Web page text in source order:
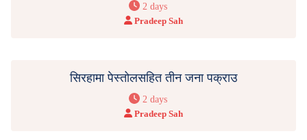
2 days
Pradeep Sah
सिरहामा पेस्तोलसहित तीन जना पक्राउ
2 days
Pradeep Sah